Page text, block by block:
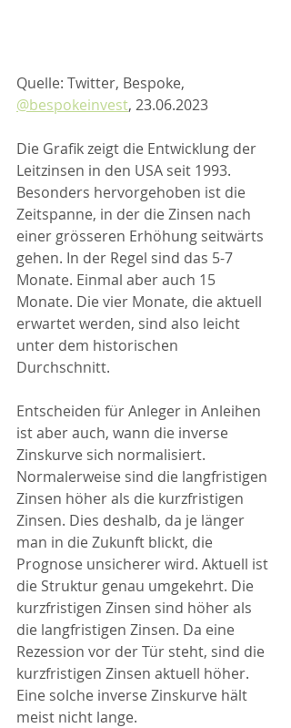
Quelle: Twitter, Bespoke,
@bespokeinvest, 23.06.2023
Die Grafik zeigt die Entwicklung der
Leitzinsen in den USA seit 1993.
Besonders hervorgehoben ist die
Zeitspanne, in der die Zinsen nach
einer grösseren Erhöhung seitwärts
gehen. In der Regel sind das 5-7
Monate. Einmal aber auch 15
Monate. Die vier Monate, die aktuell
erwartet werden, sind also leicht
unter dem historischen
Durchschnitt.
Entscheiden für Anleger in Anleihen
ist aber auch, wann die inverse
Zinskurve sich normalisiert.
Normalerweise sind die langfristigen
Zinsen höher als die kurzfristigen
Zinsen. Dies deshalb, da je länger
man in die Zukunft blickt, die
Prognose unsicherer wird. Aktuell ist
die Struktur genau umgekehrt. Die
kurzfristigen Zinsen sind höher als
die langfristigen Zinsen. Da eine
Rezession vor der Tür steht, sind die
kurzfristigen Zinsen aktuell höher.
Eine solche inverse Zinskurve hält
meist nicht lange.